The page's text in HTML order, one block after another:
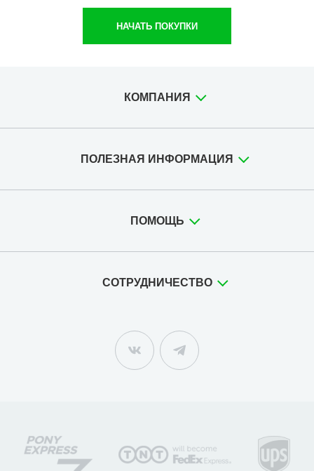
НАЧАТЬ ПОКУПКИ
КОМПАНИЯ
ПОЛЕЗНАЯ ИНФОРМАЦИЯ
ПОМОЩЬ
СОТРУДНИЧЕСТВО